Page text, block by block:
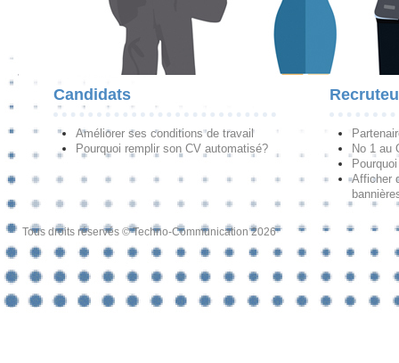
Candidats
Améliorer ses conditions de travail
Pourquoi remplir son CV automatisé?
No 1 au
Afficher
Tous droits réservés © Techno-Communication 2026